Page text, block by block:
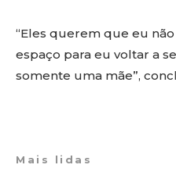
“Eles querem que eu não
espaço para eu voltar a
somente uma mãe”,
Mais lidas